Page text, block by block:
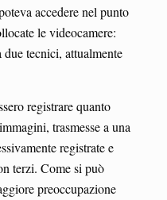
accedere nel punto
le videocamere:
tecnici, attualmente
registrare quanto
trasmesse a una
registrate e
terzi. Come si può
preoccupazione